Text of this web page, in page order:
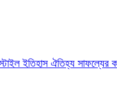
ইতিহাস ঐতিহ্য সাফল্যের